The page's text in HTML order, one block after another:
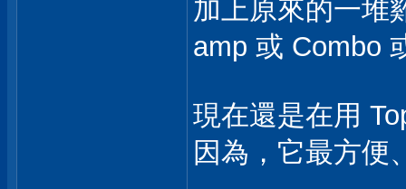
加上原來的一堆
amp 或 Combo
現在還是在用
因為，它最方便